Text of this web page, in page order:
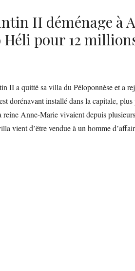
II déménage à
pour 12
II a quitté sa villa du Péloponnèse et a
dorénavant installé dans la capitale,
reine Anne-Marie vivaient depuis
vient d’être vendue à un homme